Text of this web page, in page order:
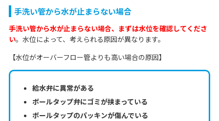
手洗い管から水が止まらない場合
手洗い管から水が止まらない場合、まずは水位を確認してくださ
い。水位によって、考えられる原因が異なります。
【水位がオーバーフロー管よりも高い場合の原因】
給水弁に異常がある
ボールタップ弁にゴミが挟まっている
ボールタップのパッキンが傷んでいる